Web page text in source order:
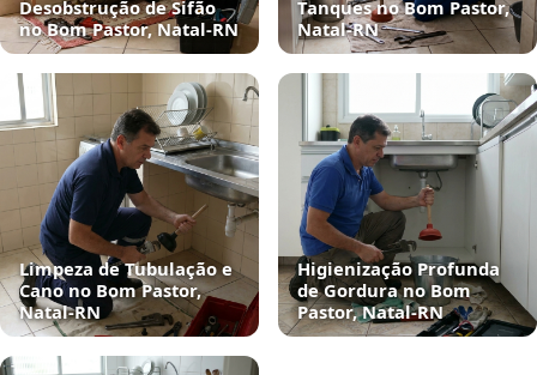
Desobstrução de Sifão
no Bom Pastor, Natal‑RN
Tanques no Bom Pastor,
Natal‑RN
Limpeza de Tubulação e
Cano no Bom Pastor,
Natal‑RN
Higienização Profunda
de Gordura no Bom
Pastor, Natal‑RN